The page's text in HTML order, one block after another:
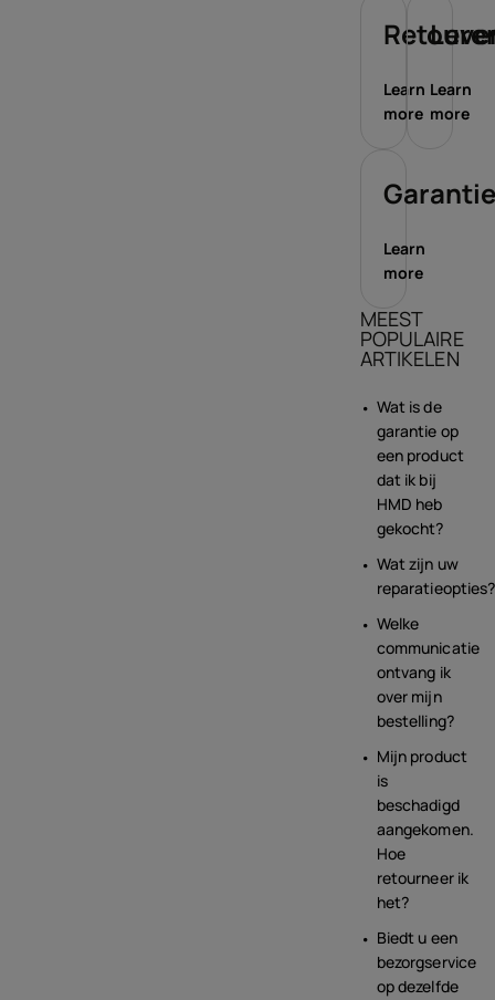
Learn
more
Learn
more
Learn
more
MEEST
POPULAIRE
ARTIKELEN
Wat is de
garantie op
een product
dat ik bij
HMD heb
gekocht?
Wat zijn uw
reparatieopties?
Welke
communicatie
ontvang ik
over mijn
bestelling?
Mijn product
is
beschadigd
aangekomen.
Hoe
retourneer ik
het?
Biedt u een
bezorgservice
op dezelfde